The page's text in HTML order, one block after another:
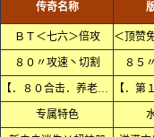
传奇名称
ＢＴ＜七六＞倍攻
８０〃攻速丶切割 ８５
【．８０合击．养老．】 【．第
专属特色